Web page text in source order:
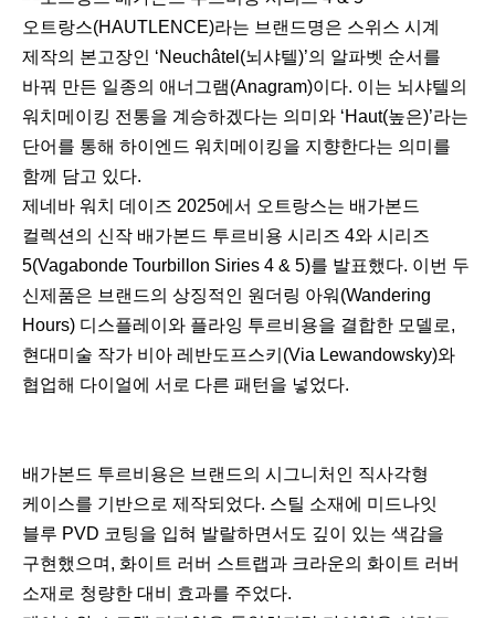
오트랑스(HAUTLENCE)라는 브랜드명은 스위스 시계
제작의 본고장인 ‘Neuchâtel(뇌샤텔)’의 알파벳 순서를
바꿔 만든 일종의 애너그램(Anagram)이다. 이는 뇌샤텔의
워치메이킹 전통을 계승하겠다는 의미와 ‘Haut(높은)’라는
단어를 통해 하이엔드 워치메이킹을 지향한다는 의미를
함께 담고 있다.
제네바 워치 데이즈 2025에서 오트랑스는 배가본드
컬렉션의 신작 배가본드 투르비용 시리즈 4와 시리즈
5(Vagabonde Tourbillon Siries 4 & 5)를 발표했다. 이번 두
신제품은 브랜드의 상징적인 원더링 아워(Wandering
Hours) 디스플레이와 플라잉 투르비용을 결합한 모델로,
현대미술 작가 비아 레반도프스키(Via Lewandowsky)와
협업해 다이얼에 서로 다른 패턴을 넣었다.
배가본드 투르비용은 브랜드의 시그니처인 직사각형
케이스를 기반으로 제작되었다. 스틸 소재에 미드나잇
블루 PVD 코팅을 입혀 발랄하면서도 깊이 있는 색감을
구현했으며, 화이트 러버 스트랩과 크라운의 화이트 러버
소재로 청량한 대비 효과를 주었다.